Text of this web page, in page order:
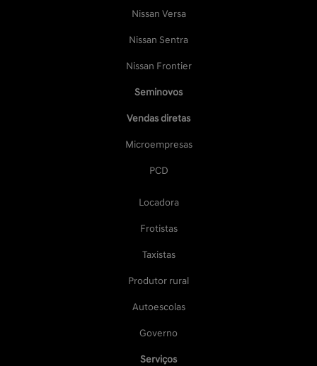
Nissan Versa
Nissan Sentra
Nissan Frontier
Seminovos
Vendas diretas
Microempresas
PCD
Locadora
Frotistas
Taxistas
Produtor rural
Autoescolas
Governo
Serviços